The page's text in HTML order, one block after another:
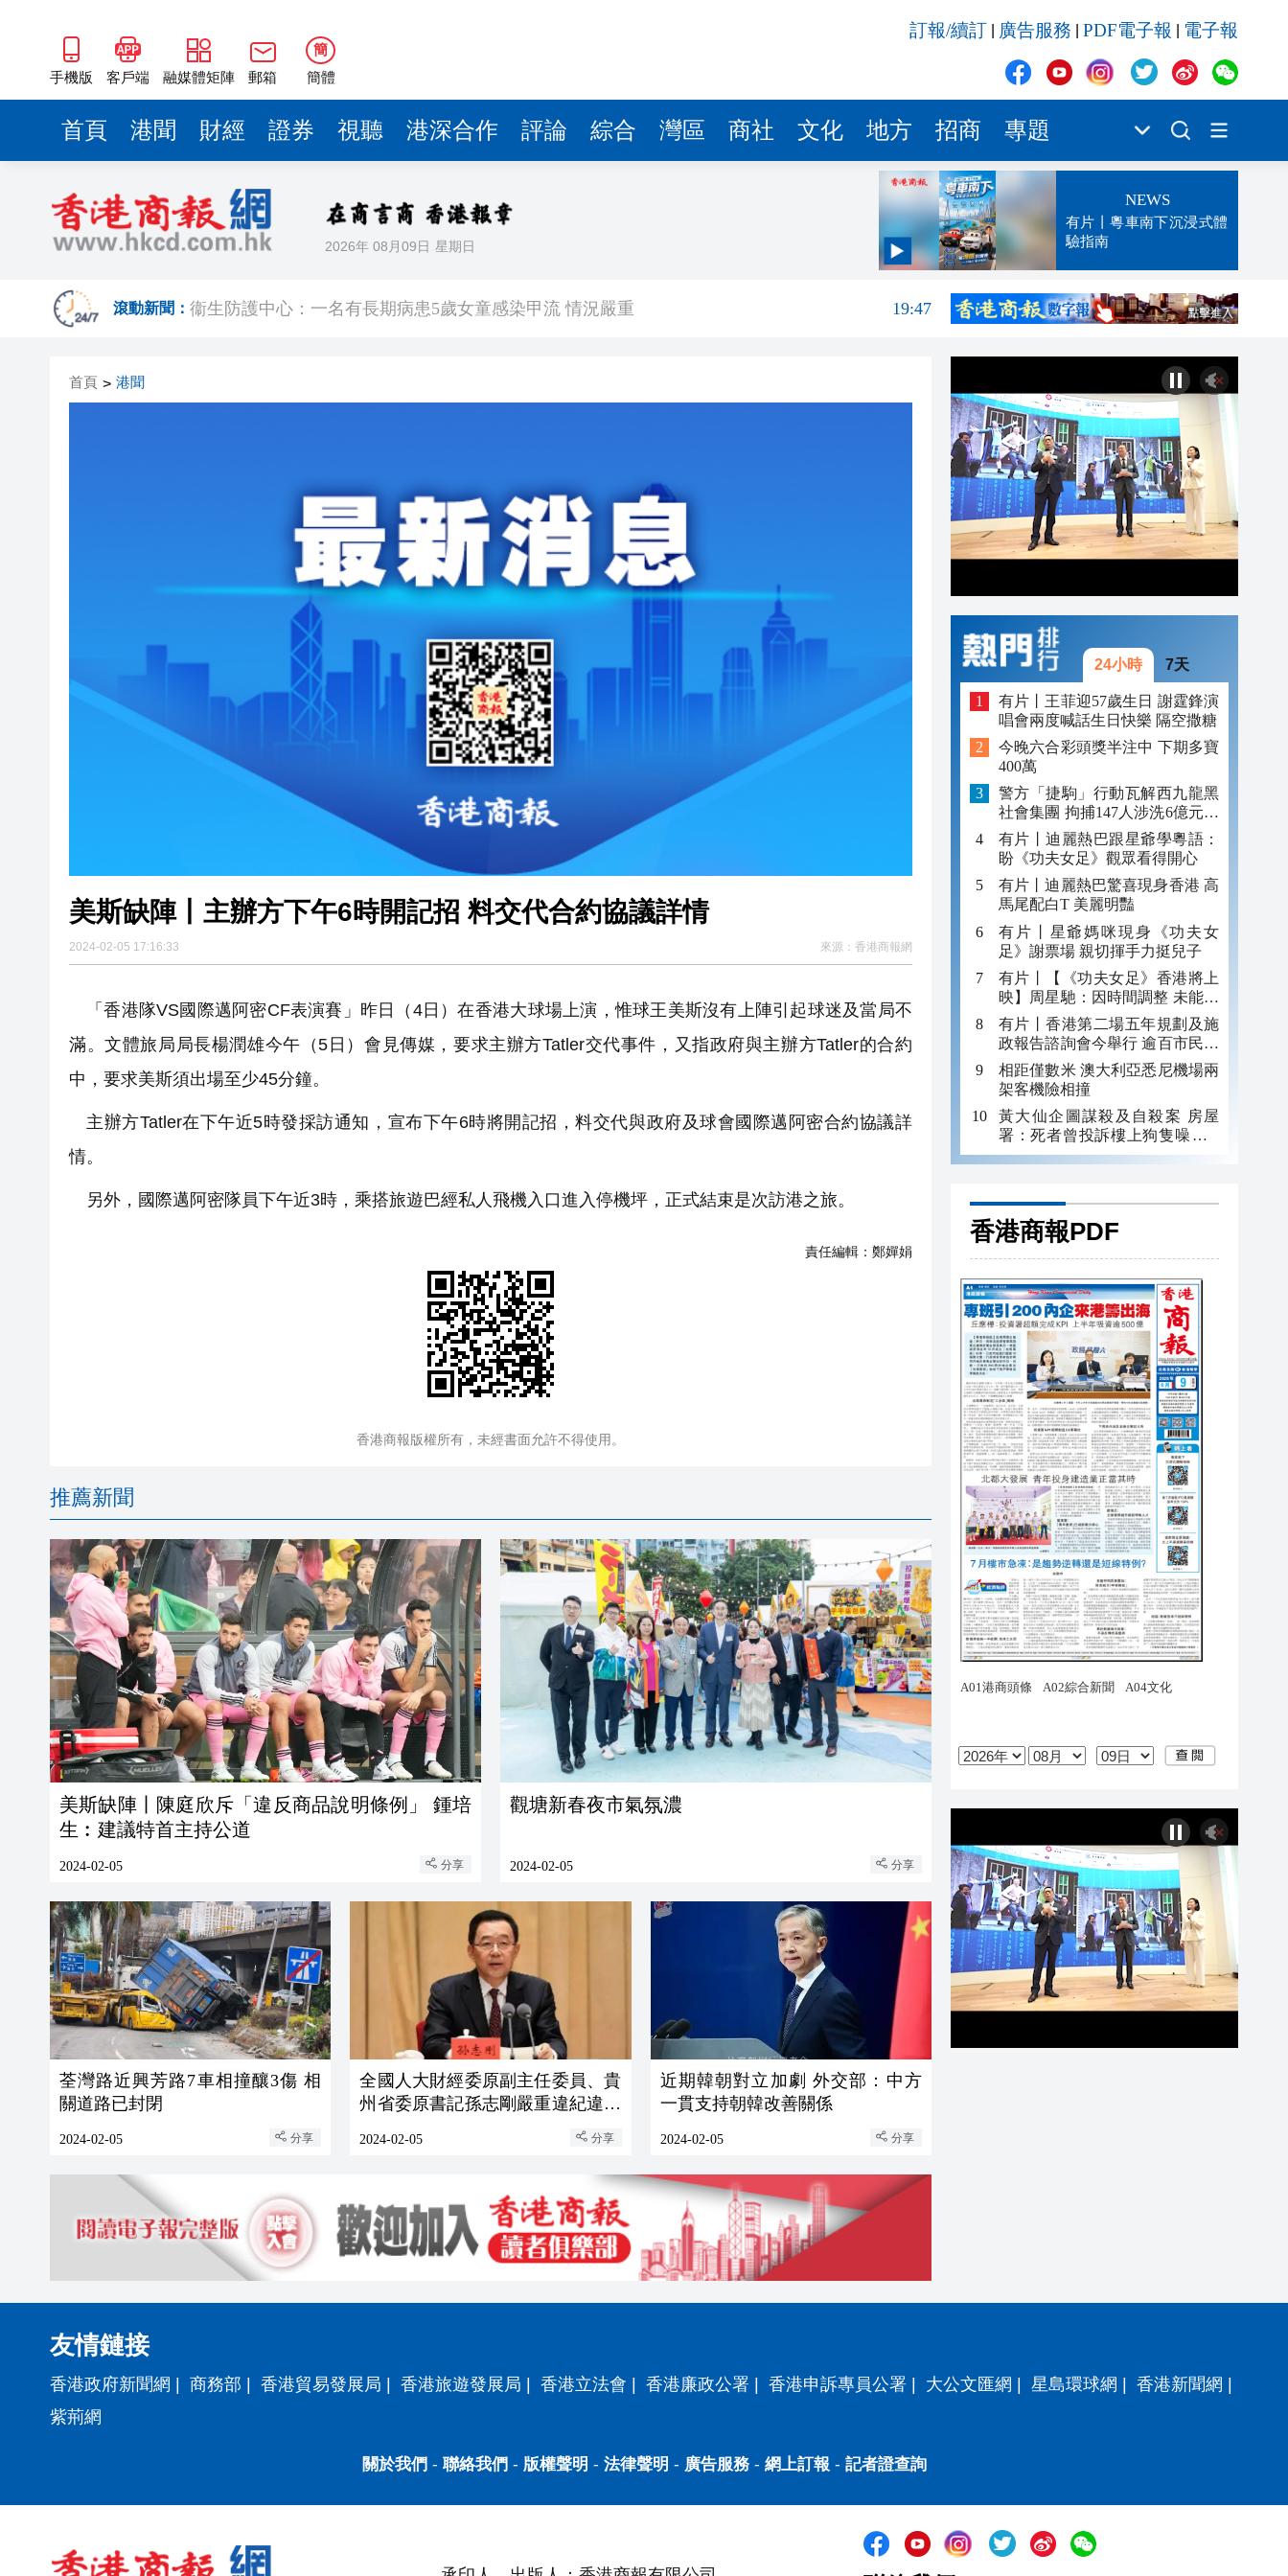
手機版 客戶端 融媒體矩陣 郵箱
簡
簡體
訂報/續訂 廣告服務 PDF電子報 電子報
首頁 港聞 財經 證券 視聽 港深合作 評論 綜合 灣區 商社 文化 地方 招商 專題
2026年 08月09日 星期日
NEWS
有片丨粵車南下沉浸式體
驗指南
滾動新聞：
20:21
衞生防護中心：一名有長期病患5歲女童感染甲流 情況嚴重
19:47
港區全國人大代表團結束安徽調研 建言深化皖港合作發展
民政總署開放19間社區會堂和社區中心作臨時避暑中心
首頁 > 港聞
美斯缺陣丨主辦方下午6時開記招 料交代合約協議詳情
2024-02-05 17:16:33 來源： 香港商報網
「香港隊VS國際邁阿密CF表演賽」昨日（4日）在香港大球場上演，惟球王美斯沒有上陣引起球迷及當局不
滿。文體旅局局長楊潤雄今午（5日）會見傳媒，要求主辦方Tatler交代事件，又指政府與主辦方Tatler的合約
中，要求美斯須出場至少45分鐘。
主辦方Tatler在下午近5時發採訪通知，宣布下午6時將開記招，料交代與政府及球會國際邁阿密合約協議詳
情。
另外，國際邁阿密隊員下午近3時，乘搭旅遊巴經私人飛機入口進入停機坪，正式結束是次訪港之旅。
責任編輯： 鄭嬋娟
香港商報版權所有，未經書面允許不得使用。
推薦新聞
美斯缺陣丨陳庭欣斥「違反商品說明條例」 鍾培
生︰建議特首主持公道
2024-02-05 分享
觀塘新春夜市氣氛濃
2024-02-05 分享
荃灣路近興芳路7車相撞釀3傷 相
關道路已封閉
2024-02-05 分享
全國人大財經委原副主任委員、貴
州省委原書記孫志剛嚴重違紀違法
2024-02-05 分享
近期韓朝對立加劇 外交部：中方
一貫支持朝韓改善關係
2024-02-05 分享
24小時 7天
有片丨王菲迎57歲生日 謝霆鋒演
唱會兩度喊話生日快樂 隔空撒糖
今晚六合彩頭獎半注中 下期多寶
400萬
警方「捷駒」行動瓦解西九龍黑
社會集團 拘捕147人涉洗6億元黑
錢
有片丨迪麗熱巴跟星爺學粵語：
盼《功夫女足》觀眾看得開心
有片丨迪麗熱巴驚喜現身香港 高
馬尾配白T 美麗明豔
有片丨星爺媽咪現身《功夫女
足》謝票場 親切揮手力挺兒子
有片丨【《功夫女足》香港將上
映】周星馳：因時間調整 未能製
作粵語版 對此深表遺憾
有片丨香港第二場五年規劃及施
政報告諮詢會今舉行 逾百市民出
席
相距僅數米 澳大利亞悉尼機場兩
架客機險相撞
黃大仙企圖謀殺及自殺案 房屋
署：死者曾投訴樓上狗隻噪音 6
月已批准調遷
香港商報PDF
友情鏈接
香港政府新聞網 | 商務部 | 香港貿易發展局 | 香港旅遊發展局 | 香港立法會 | 香港廉政公署 | 香港申訴專員公署 | 大公文匯網 | 星島環球網 | 香港新聞網 |
紫荊網
關於我們 - 聯絡我們 - 版權聲明 - 法律聲明 - 廣告服務- 網上訂報 - 記者證查詢